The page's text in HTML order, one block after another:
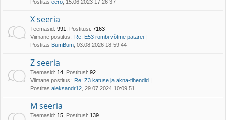
Postitas eero , 15.06.2023 17:26 37
X seeria
Teemasid: 991 Postitusi: 7163
Viimane postitus: Re: E53 rombi võtme patarei
Postitas BumBum , 03.08.2026 18:59 44
Z seeria
Teemasid: 14 Postitusi: 92
Viimane postitus: Re: Z3 katuse ja akna-tihendid
Postitas aleksandr12 , 29.07.2024 10:09 51
M seeria
Teemasid: 15 Postitusi: 139